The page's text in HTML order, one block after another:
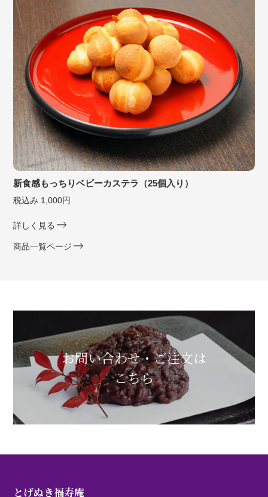
新食感もっちりベビーカステラ（25個入り）
税込み 1,000円
詳しく見る
商品一覧ページ
お問い合わせ・ご注文は
こちら
とげぬき福寿庵